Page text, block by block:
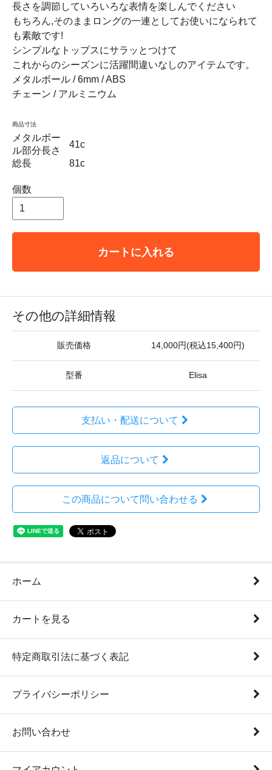
長さを調節していろいろな表情を楽しんでください
もちろん,そのままロングの一連としてお使いになられて
も素敵です!
シンプルなトップスにサラッとつけて
これからのシーズンに活躍間違いなしのアイテムです。
メタルボール / 6mm / ABS
チェーン / アルミニウム
商品寸法
メタルボー
ル部分長さ
41c
総長
81c
個数
カートに入れる
その他の詳細情報
販売価格 14,000円(税込15,400円)
型番 Elisa
支払い・配送について
返品について
この商品について問い合わせる
ホーム
カートを見る
特定商取引法に基づく表記
プライバシーポリシー
お問い合わせ